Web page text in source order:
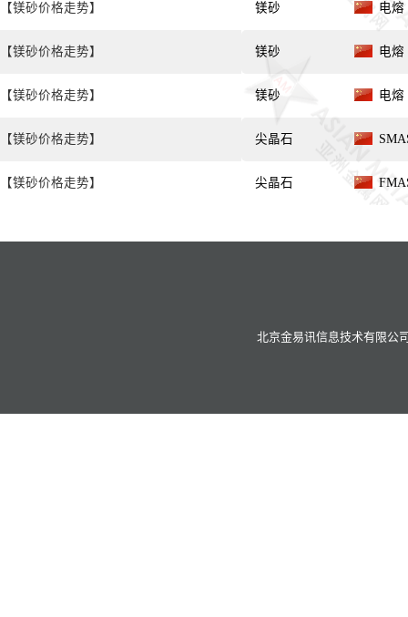
【镁砂价格走势】
【镁砂价格走势】
【镁砂价格走势】
【镁砂价格走势】
【镁砂价格走势】
镁砂 电熔
镁砂 电熔
镁砂 电熔
尖晶石
尖晶石
北京金易讯信息技术有限公